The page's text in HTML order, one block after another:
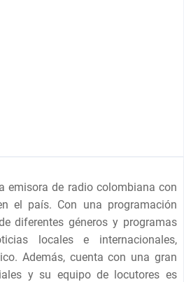
emisora de radio colombiana con
el país. Con una programación
diferentes géneros y programas
locales e internacionales,
Además, cuenta con una gran
y su equipo de locutores es